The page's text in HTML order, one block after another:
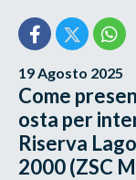
19 Agosto 2025
Come
osta per
Riserva
2000 (ZSC